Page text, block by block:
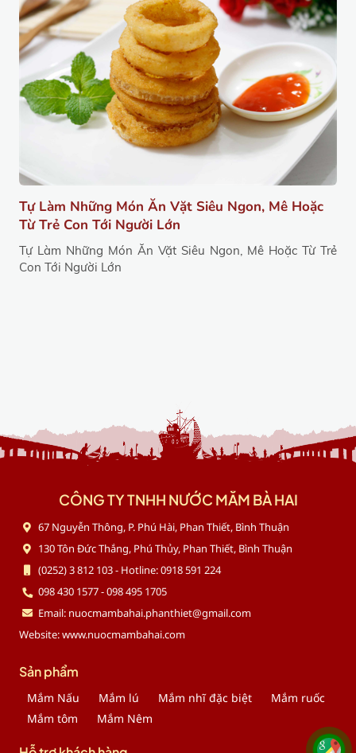
Tự Làm Những Món Ăn Vặt Siêu Ngon, Mê Hoặc
Từ Trẻ Con Tới Người Lớn
Tự Làm Những Món Ăn Vặt Siêu Ngon, Mê Hoặc Từ Trẻ
Con Tới Người Lớn
CÔNG TY TNHH NƯỚC MẮM BÀ HAI
67 Nguyễn Thông, P. Phú Hài, Phan Thiết, Bình Thuận
130 Tôn Đức Thắng, Phú Thủy, Phan Thiết, Bình Thuận
(0252) 3 812 103 - Hotline: 0918 591 224
098 430 1577 - 098 495 1705
Email: nuocmambahai.phanthiet@gmail.com
Website: www.nuocmambahai.com
Sản phẩm
Mắm Nấu Mắm lú Mắm nhĩ đặc biệt
Mắm ruốc
Mắm tôm
Mắm Nêm